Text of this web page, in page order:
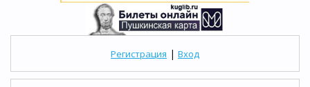
Регистрация | Вход